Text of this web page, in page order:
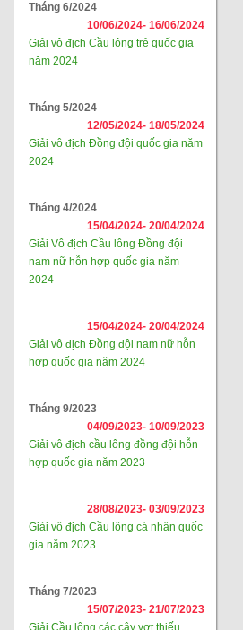
Tháng 6/2024
10/06/2024- 16/06/2024
Giải vô địch Cầu lông trẻ quốc gia
năm 2024
Tháng 5/2024
12/05/2024- 18/05/2024
Giải vô địch Đồng đội quốc gia năm
2024
Tháng 4/2024
15/04/2024- 20/04/2024
Giải Vô địch Cầu lông Đồng đội
nam nữ hỗn hợp quốc gia năm
2024
15/04/2024- 20/04/2024
Giải vô địch Đồng đội nam nữ hỗn
hợp quốc gia năm 2024
Tháng 9/2023
04/09/2023- 10/09/2023
Giải vô địch cầu lông đồng đội hỗn
hợp quốc gia năm 2023
28/08/2023- 03/09/2023
Giải vô địch Cầu lông cá nhân quốc
gia năm 2023
Tháng 7/2023
15/07/2023- 21/07/2023
Giải Cầu lông các cây vợt thiếu